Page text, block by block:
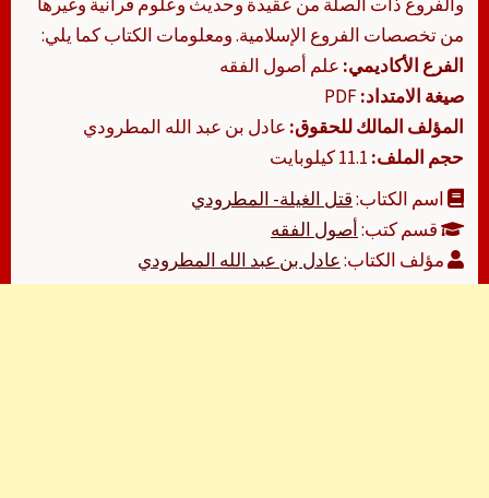
والفروع ذات الصلة من عقيدة وحديث وعلوم قرآنية وغيرها
من تخصصات الفروع الإسلامية. ومعلومات الكتاب كما يلي:
الفرع الأكاديمي: علم أصول الفقه
صيغة الامتداد:
المؤلف المالك للحقوق: عادل بن عبد الله المطرودي
حجم الملف:
اسم الكتاب:قتل الغيلة- المطرودي
قسم كتب:أصول الفقه
مؤلف الكتاب:عادل بن عبد الله المطرودي